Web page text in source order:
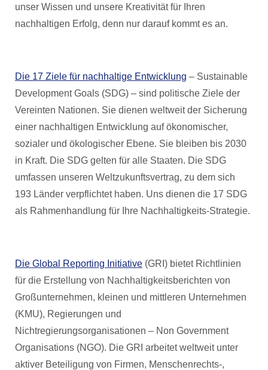
unser Wissen und unsere Kreativität für Ihren
nachhaltigen Erfolg, denn nur darauf kommt es an.
Die 17 Ziele für nachhaltige Entwicklung – Sustainable
Development Goals (SDG) – sind politische Ziele der
Vereinten Nationen. Sie dienen weltweit der Sicherung
einer nachhaltigen Entwicklung auf ökonomischer,
sozialer und ökologischer Ebene. Sie bleiben bis 2030
in Kraft. Die SDG gelten für alle Staaten. Die SDG
umfassen unseren Weltzukunftsvertrag, zu dem sich
193 Länder verpflichtet haben. Uns dienen die 17 SDG
als Rahmenhandlung für Ihre Nachhaltigkeits-Strategie.
Die Global Reporting Initiative (GRI) bietet Richtlinien
für die Erstellung von Nachhaltigkeitsberichten von
Großunternehmen, kleinen und mittleren Unternehmen
(KMU), Regierungen und
Nichtregierungsorganisationen – Non Government
Organisations (NGO). Die GRI arbeitet weltweit unter
aktiver Beteiligung von Firmen, Menschenrechts-,